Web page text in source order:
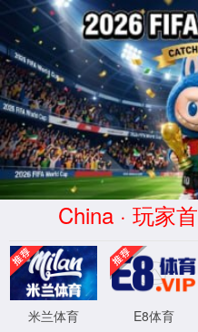
中国·3499cc拉
份有限公司-
首页 产品中